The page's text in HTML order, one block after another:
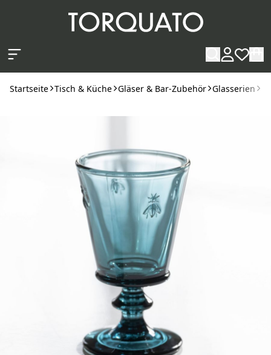
Startseite Tisch & Küche Gläser & Bar-Zubehör Glasserien